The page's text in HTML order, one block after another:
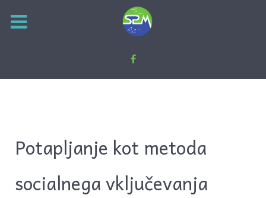
Potapljanje kot metoda
socialnega vključevanja